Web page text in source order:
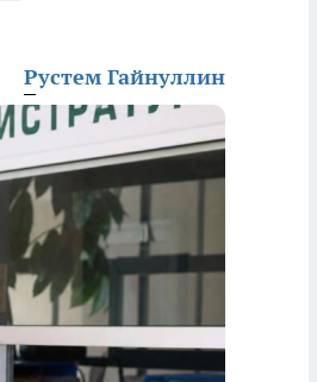
Рустем Гайнуллин